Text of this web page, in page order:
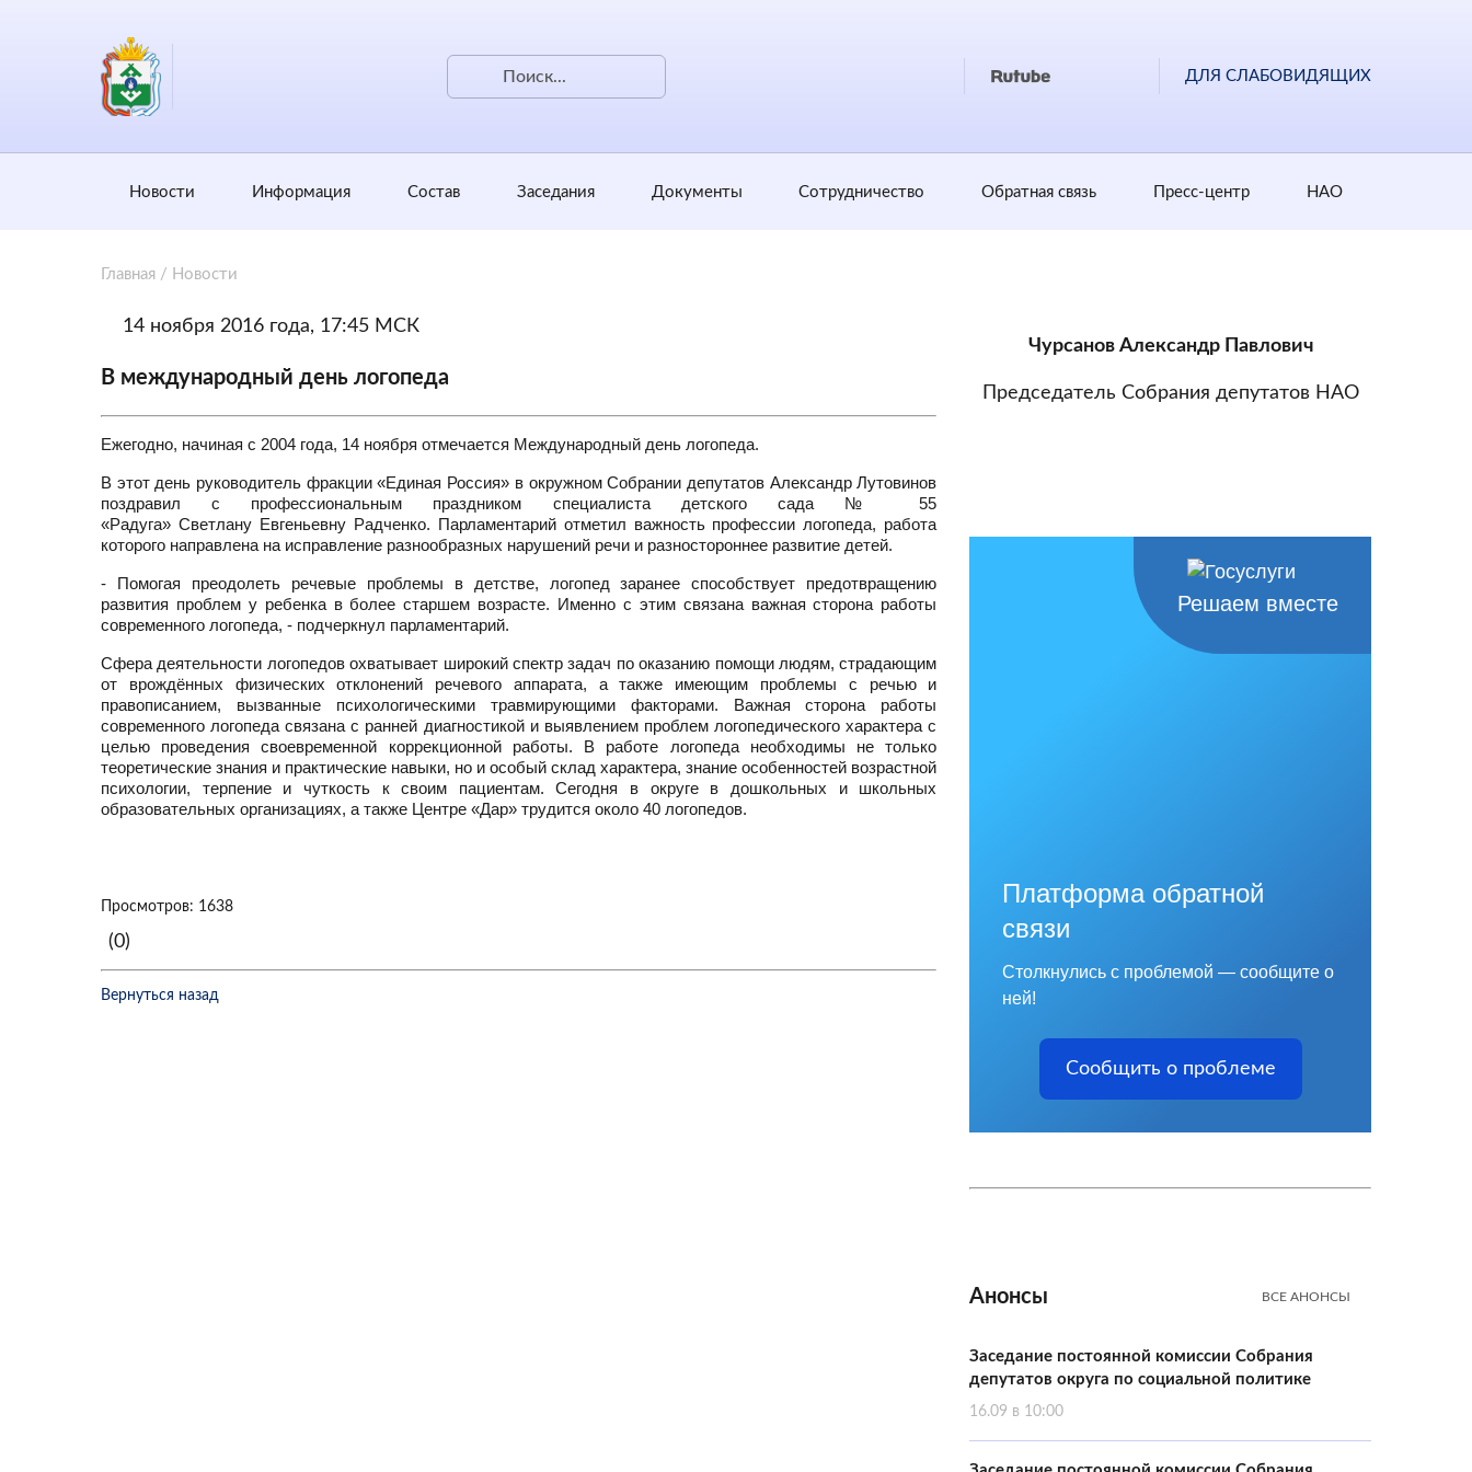
ДЛЯ СЛАБОВИДЯЩИХ
Новости Информация Состав Заседания Документы Сотрудничество Обратная cвязь Пресс-центр НАО
Главная / Новости
14 ноября 2016 года, 17:45 МСК
В международный день логопеда
Ежегодно, начиная с 2004 года, 14 ноября отмечается Международный день логопеда.
В этот день руководитель фракции «Единая Россия» в окружном Собрании депутатов Александр Лутовинов
поздравил с профессиональным праздником специалиста детского сада № 55
«Радуга» Светлану Евгеньевну Радченко. Парламентарий отметил важность профессии логопеда, работа
которого направлена на исправление разнообразных нарушений речи и разностороннее развитие детей.
- Помогая преодолеть речевые проблемы в детстве, логопед заранее способствует предотвращению
развития проблем у ребенка в более старшем возрасте. Именно с этим связана важная сторона работы
современного логопеда, - подчеркнул парламентарий.
Сфера деятельности логопедов охватывает широкий спектр задач по оказанию помощи людям, страдающим
от врождённых физических отклонений речевого аппарата, а также имеющим проблемы с речью и
правописанием, вызванные психологическими травмирующими факторами. Важная сторона работы
современного логопеда связана с ранней диагностикой и выявлением проблем логопедического характера с
целью проведения своевременной коррекционной работы. В работе логопеда необходимы не только
теоретические знания и практические навыки, но и особый склад характера, знание особенностей возрастной
психологии, терпение и чуткость к своим пациентам. Сегодня в округе в дошкольных и школьных
образовательных организациях, а также Центре «Дар» трудится около 40 логопедов.
Просмотров: 1638
(0)
Вернуться назад
Чурсанов Александр Павлович
Председатель Собрания депутатов НАО
Решаем вместе
Платформа обратной
связи
Столкнулись с проблемой — сообщите о
ней!
Сообщить о проблеме
Анонсы ВСЕ АНОНСЫ
Заседание постоянной комиссии Собрания
депутатов округа по социальной политике
16.09 в 10:00